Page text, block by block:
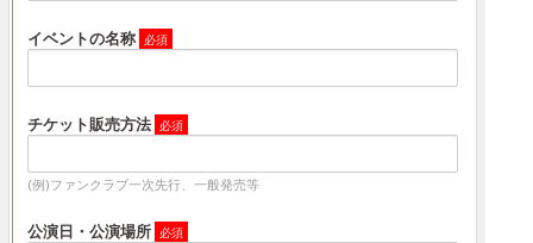
イベントの名称
チケット販売方法
(例)ファンクラブ一次先行、一般発売等
公演日・公演場所